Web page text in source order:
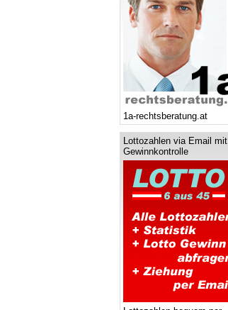
1a-rechtsberatung.at
Lottozahlen via Email mit
Gewinnkontrolle